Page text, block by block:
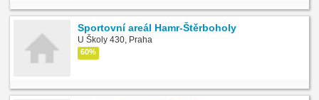
Sportovní areál Hamr-Štěrboholy
U Školy 430, Praha
60%